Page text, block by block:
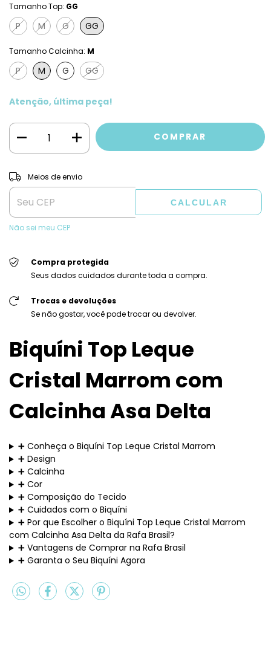
Tamanho Top: GG
P M G GG
Tamanho Calcinha: M
P M G GG
Atenção, última peça!
Entregas para o CEP:
Meios de envio
CALCULAR
Não sei meu CEP
Compra protegida
Seus dados cuidados durante toda a compra.
Trocas e devoluções
Se não gostar, você pode trocar ou devolver.
Biquíni Top Leque
Cristal Marrom com
Calcinha Asa Delta
➕ Conheça o Biquíni Top Leque Cristal Marrom
➕ Design
➕ Calcinha
➕ Cor
➕ Composição do Tecido
➕ Cuidados com o Biquíni
➕ Por que Escolher o Biquíni Top Leque Cristal Marrom
com Calcinha Asa Delta da Rafa Brasil?
➕ Vantagens de Comprar na Rafa Brasil
➕ Garanta o Seu Biquíni Agora